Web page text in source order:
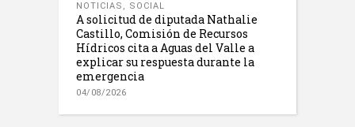
NOTICIAS , SOCIAL
A solicitud de diputada Nathalie
Castillo, Comisión de Recursos
Hídricos cita a Aguas del Valle a
explicar su respuesta durante la
emergencia
04/08/2026